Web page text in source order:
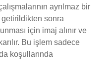
ayrılmaz bir
getirildikten sonra
için imaj alınır ve
Bu işlem sadece
koşullarında